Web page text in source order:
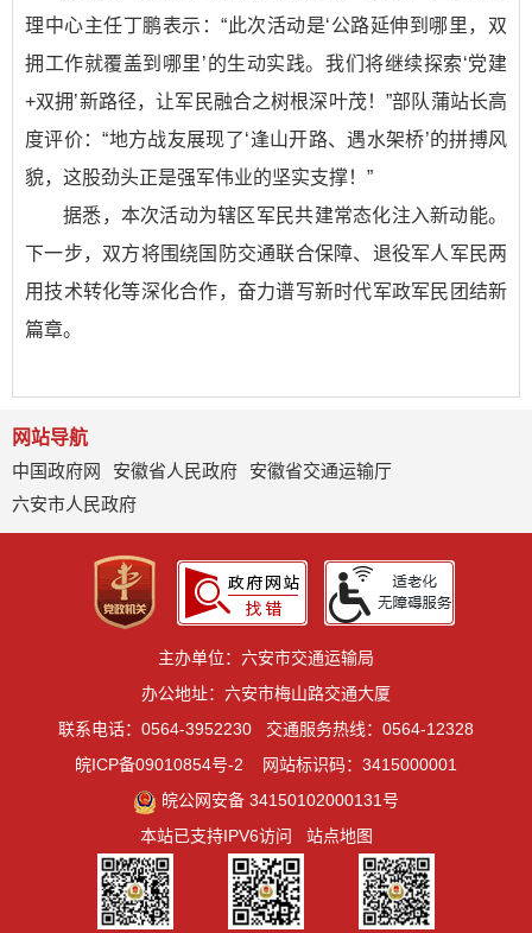
理中心主任丁鹏表示：“此次活动是‘公路延伸到哪里，双
拥工作就覆盖到哪里’的生动实践。我们将继续探索‘党建
+双拥’新路径，让军民融合之树根深叶茂！”部队蒲站长高
度评价：“地方战友展现了‘逢山开路、遇水架桥’的拼搏风
貌，这股劲头正是强军伟业的坚实支撑！”
据悉，本次活动为辖区军民共建常态化注入新动能。
下一步，双方将围绕国防交通联合保障、退役军人军民两
用技术转化等深化合作，奋力谱写新时代军政军民团结新
篇章。
网站导航
中国政府网
安徽省人民政府
安徽省交通运输厅
六安市人民政府
主办单位：六安市交通运输局
办公地址：六安市梅山路交通大厦
联系电话：0564-3952230
交通服务热线：0564-12328
皖ICP备09010854号-2
网站标识码：3415000001
皖公网安备 34150102000131号
本站已支持IPV6访问
站点地图